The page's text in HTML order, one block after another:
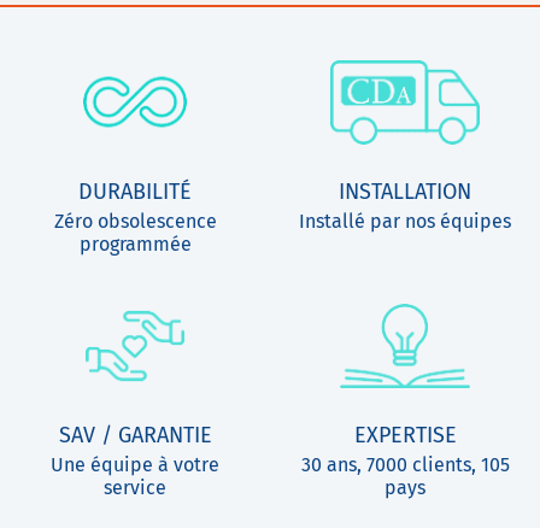
DURABILITÉ
Zéro obsolescence
programmée
INSTALLATION
Installé par nos équipes
SAV / GARANTIE
Une équipe à votre
service
EXPERTISE
30 ans, 7000 clients, 105
pays